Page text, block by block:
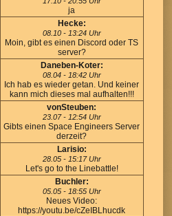
ja
Hecke:
08.10 - 13:24 Uhr
Moin, gibt es einen Discord oder TS
server?
Daneben-Koter:
08.04 - 18:42 Uhr
Ich hab es wieder getan. Und keiner
kann mich dieses mal aufhalten!!!
vonSteuben:
23.07 - 12:54 Uhr
Gibts einen Space Engineers Server
derzeit?
Larisio:
28.05 - 15:17 Uhr
Let's go to the Linebattle!
Buchler:
05.05 - 18:55 Uhr
Neues Video:
https://youtu.be/cZeIBLhucdk